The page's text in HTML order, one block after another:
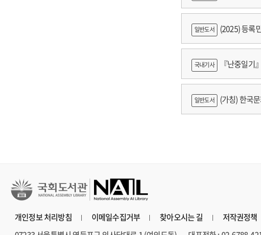
일반도서 (2025) 등록
람
국내기사 『난중일기
이순신
일반도서 (가칭) 한국
개인정보 처리방침 이메일수집거부 찾아오시는 길
저작권정책